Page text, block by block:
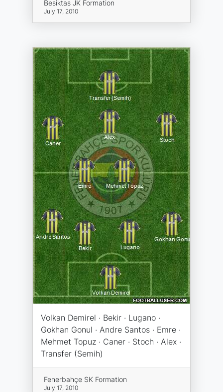
Besiktas JK Formation
July 17, 2010
Volkan Demirel · Bekir · Lugano ·
Gokhan Gonul · Andre Santos · Emre ·
Mehmet Topuz · Caner · Stoch · Alex ·
Transfer (Semih)
Fenerbahçe SK Formation
July 17, 2010